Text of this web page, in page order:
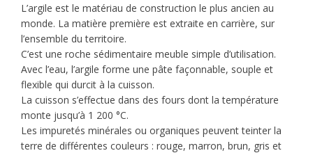
L’argile est le matériau de construction le plus ancien au
monde. La matière première est extraite en carrière, sur
l’ensemble du territoire.
C’est une roche sédimentaire meuble simple d’utilisation.
Avec l’eau, l’argile forme une pâte façonnable, souple et
flexible qui durcit à la cuisson.
La cuisson s’effectue dans des fours dont la température
monte jusqu’à 1 200 °C.
Les impuretés minérales ou organiques peuvent teinter la
terre de différentes couleurs : rouge, marron, brun, gris et